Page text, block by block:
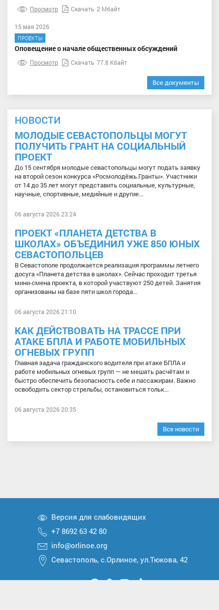
Просмотр Скачать 2 Мбайт
15 мая 2026
ПРОЕКТЫ
Оповещение о начале общественных обсуждений
Просмотр Скачать 77.8 Кбайт
Все документы
НОВОСТИ
МОЛОДЫЕ СЕВАСТОПОЛЬЦЫ МОГУТ
ПОЛУЧИТЬ ГРАНТ НА СОЦИАЛЬНЫЙ
ПРОЕКТ
До 15 сентября молодые севастопольцы могут подать заявку
на второй сезон конкурса «Росмолодёжь.Гранты». Участники
от 14 до 35 лет могут представить социальные, культурные,
научные, спортивные, медийные и другие...
06 августа 2026 23:24
ПРОЕКТ «ПЛАНЕТА ДЕТСТВА В
ШКОЛАХ» ОБЪЕДИНИЛ УЖЕ 850 ЮНЫХ
СЕВАСТОПОЛЬЦЕВ
В Севастополе продолжается реализация программы летнего
досуга «Планета детства в школах». Сейчас проходит третья
мини-смена проекта, в которой участвуют 250 детей. Занятия
организованы на базе пяти школ города...
06 августа 2026 21:10
КАК ДЕЙСТВОВАТЬ НА ТРАССЕ ПРИ
АТАКЕ БПЛА И РАБОТЕ МОБИЛЬНЫХ
ОГНЕВЫХ ГРУПП
Главная задача гражданского водителя при атаке БПЛА и
работе мобильных огневых групп — не мешать расчётам и
быстро обеспечить безопасность себе и пассажирам. Важно
освободить сектор стрельбы, остановиться тольк...
06 августа 2026 20:35
Все новости
Версия для слабовидящих
+7 8692 63 42 80
info@orlinoe.org
Севастополь, с.Орлиное, ул.Тюкова, 42
МыМыМыМыМы